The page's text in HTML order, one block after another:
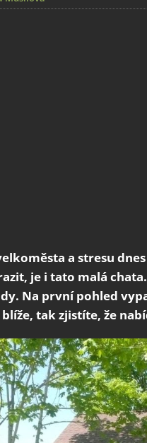
a stresu
je i tato malá
Na první pohled
tak zjistíte, že